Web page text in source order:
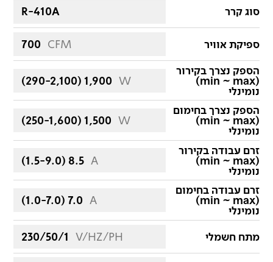
סוג קרר R-410A
ספיקת אוויר 700 CFM
הספק נצרך בקירור
(min ~ max)
נומינלי
(290-2,100) 1,900 W
הספק נצרך בחימום
(min ~ max)
נומינלי
(250-1,600) 1,500 W
זרם עבודה בקירור
(min ~ max)
נומינלי
(1.5-9.0) 8.5 A
זרם עבודה בחימום
(min ~ max)
נומינלי
(1.0-7.0) 7.0 A
מתח חשמלי 230/50/1 V/HZ/PH